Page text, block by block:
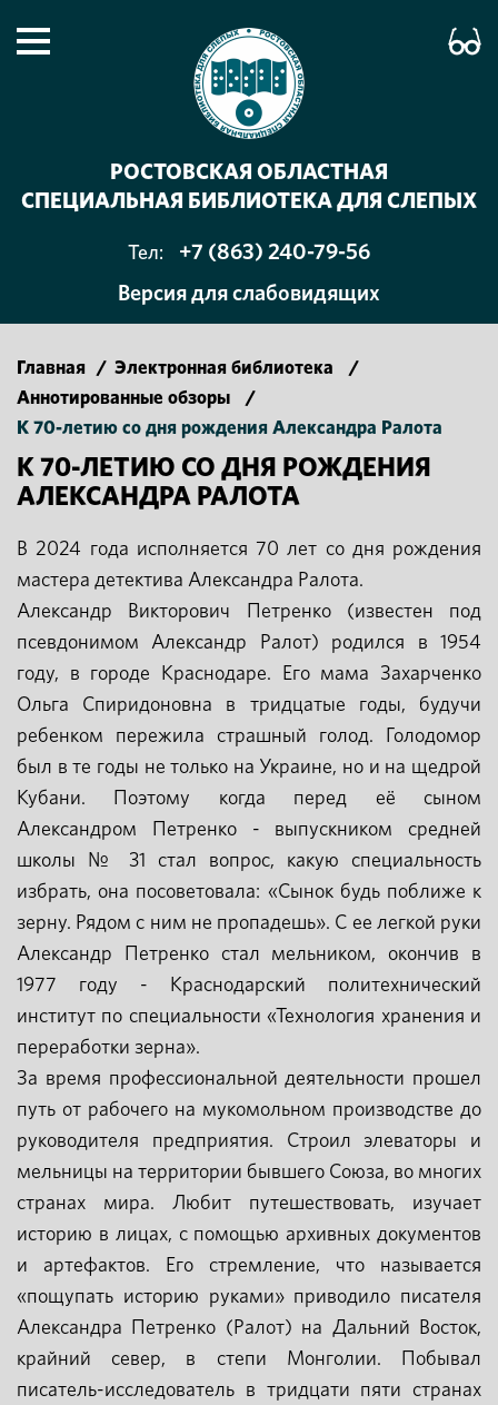
РОСТОВСКАЯ ОБЛАСТНАЯ
СПЕЦИАЛЬНАЯ БИБЛИОТЕКА ДЛЯ СЛЕПЫХ
Тел:
+7 (863) 240-79-56
Версия для слабовидящих
Главная / Электронная библиотека
/
Аннотированные обзоры
/
К 70-летию со дня рождения Александра Ралота
К 70-ЛЕТИЮ СО ДНЯ РОЖДЕНИЯ
АЛЕКСАНДРА РАЛОТА
В 2024 года исполняется 70 лет со дня рождения
мастера детектива Александра Ралота.
Александр Викторович Петренко (известен под
псевдонимом Александр Ралот) родился в 1954
году, в городе Краснодаре. Его мама Захарченко
Ольга Спиридоновна в тридцатые годы, будучи
ребенком пережила страшный голод. Голодомор
был в те годы не только на Украине, но и на щедрой
Кубани. Поэтому когда перед её сыном
Александром Петренко - выпускником средней
школы № 31 стал вопрос, какую специальность
избрать, она посоветовала: «Сынок будь поближе к
зерну. Рядом с ним не пропадешь». С ее легкой руки
Александр Петренко стал мельником, окончив в
1977 году - Краснодарский политехнический
институт по специальности «Технология хранения и
переработки зерна».
За время профессиональной деятельности прошел
путь от рабочего на мукомольном производстве до
руководителя предприятия. Строил элеваторы и
мельницы на территории бывшего Союза, во многих
странах мира. Любит путешествовать, изучает
историю в лицах, с помощью архивных документов
и артефактов. Его стремление, что называется
«пощупать историю руками» приводило писателя
Александра Петренко (Ралот) на Дальний Восток,
крайний север, в степи Монголии. Побывал
писатель-исследователь в тридцати пяти странах